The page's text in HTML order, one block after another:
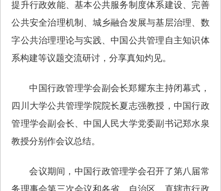
提升行政效能、基本公共服务制度体系建设、完善
公共安全治理机制、城乡融合发展与基层治理、数
字公共治理理论与实践、中国公共管理自主知识体
系构建等议题交流研讨，分享真知灼见。
中国行政管理学会副会长郑耀东主持闭幕式，
四川大学公共管理学院院长夏志强教授，中国行政
管理学会副会长、中国人民大学党委副书记郑水泉
教授分别作会议总结。
会议期间，中国行政管理学会召开了第八届常
务理事会第三次会议和各省、自治区、直辖市行政